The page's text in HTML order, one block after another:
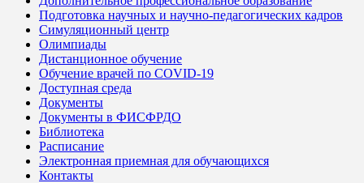
Подготовка научных и научно-педагогических кадров
Симуляционный центр
Олимпиады
Дистанционное обучение
Обучение врачей по COVID-19
Доступная среда
Документы
Документы в ФИСФРДО
Библиотека
Расписание
Электронная приемная для обучающихся
Контакты